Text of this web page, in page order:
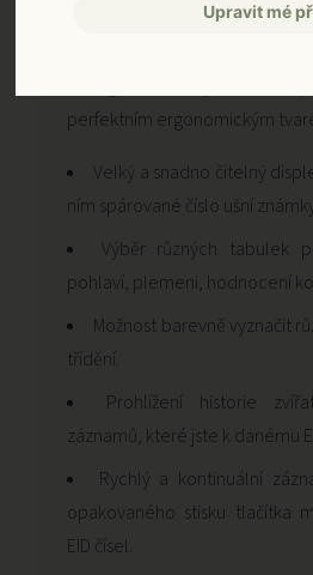
Upravit mé
GALLAGHER HR4
perfektním ergonomickým
Velký a snadno čitelný
ním spárované číslo ušní
Výběr různých tabulek
pohlaví, plemeni, hodnocení
Možnost barevně vyznačit
třídění.
Prohlížení historie
záznamů, které jste k danému
Rychlý a kontinuální
opakovaného stisku tlačítka
EID čísel.